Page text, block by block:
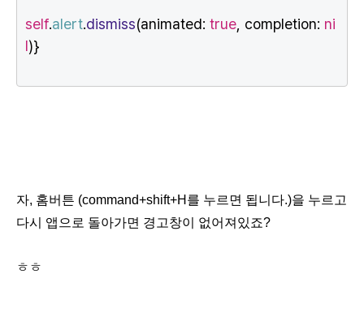
self.alert.dismiss(animated: true, completion: ni
l)}
자, 홈버튼 (command+shift+H를 누르면 됩니다.)을 누르고
다시 앱으로 돌아가면 경고창이 없어져있죠?
ㅎㅎ